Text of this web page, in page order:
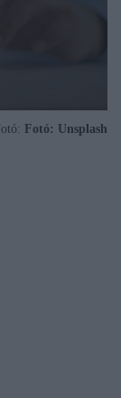
Fotó: Unsplash